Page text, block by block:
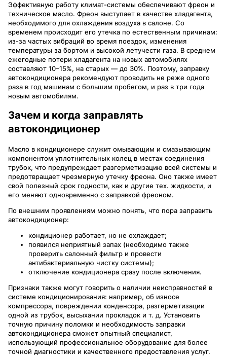
Эффективную работу климат-системы обеспечивают фреон и
техническое масло. Фреон выступает в качестве хладагента,
необходимого для охлаждения воздуха в салоне. Со
временем происходит его утечка по естественным причинам:
из-за частых вибраций во время поездок, изменения
температуры за бортом и высокой летучести газа. В среднем
ежегодные потери хладагента на новых автомобилях
составляют 10–15%, на старых — до 30%. Поэтому, заправку
автокондиционера рекомендуют проводить не реже одного
раза в год машинам с большим пробегом, и раз в три года
новым автомобилям.
Зачем и когда заправлять
автокондиционер
Масло в кондиционере служит омывающим и смазывающим
компонентом уплотнительных колец в местах соединения
трубок, что предупреждает разгерметизацию всей системы и
предотвращает чрезмерную утечку фреона. Оно также имеет
свой полезный срок годности, как и другие тех. жидкости, и
его меняют одновременно с заправкой фреоном.
По внешним проявлениям можно понять, что пора заправить
автокондиционер:
кондиционер работает, но не охлаждает;
появился неприятный запах (необходимо также
проверить салонный фильтр и провести
антибактериальную чистку системы);
отключение кондиционера сразу после включения.
Признаки также могут говорить о наличии неисправностей в
системе кондиционирования: например, об износе
компрессора, повреждении конденсора, разгерметизации
одной из трубок, высыхании прокладок и т. д. Установить
точную причину поломки и необходимость заправки
автокондиционера сможет опытный специалист,
использующий профессиональное оборудование для более
точной диагностики и качественного предоставления услуг.